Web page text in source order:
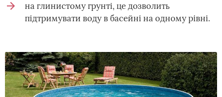
на глинистому грунті, це дозволить
підтримувати воду в басейні на одному рівні.